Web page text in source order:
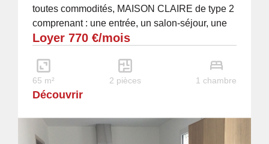
toutes commodités, MAISON CLAIRE de type 2
comprenant : une entrée, un salon-séjour, une
cuisine aménagée et équipée, une chambre,...
Loyer 770 €/mois
65 m² 2 pièces 1 chambre
Découvrir